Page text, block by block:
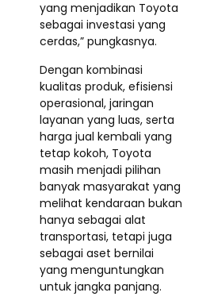
yang menjadikan Toyota
sebagai investasi yang
cerdas,” pungkasnya.
Dengan kombinasi
kualitas produk, efisiensi
operasional, jaringan
layanan yang luas, serta
harga jual kembali yang
tetap kokoh, Toyota
masih menjadi pilihan
banyak masyarakat yang
melihat kendaraan bukan
hanya sebagai alat
transportasi, tetapi juga
sebagai aset bernilai
yang menguntungkan
untuk jangka panjang.